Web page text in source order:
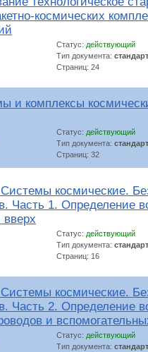
космических
Статус: действующий
Тип документа: стандарт
Страниц: 24
и комплексы
Статус: действующий
Тип документа: стандарт
Страниц: 32
Системы космические.
Часть 1. Определение
Статус: действующий
Тип документа: стандарт
Страниц: 16
Системы космические.
Часть 2. Определение
и
Статус: действующий
Тип документа: стандарт